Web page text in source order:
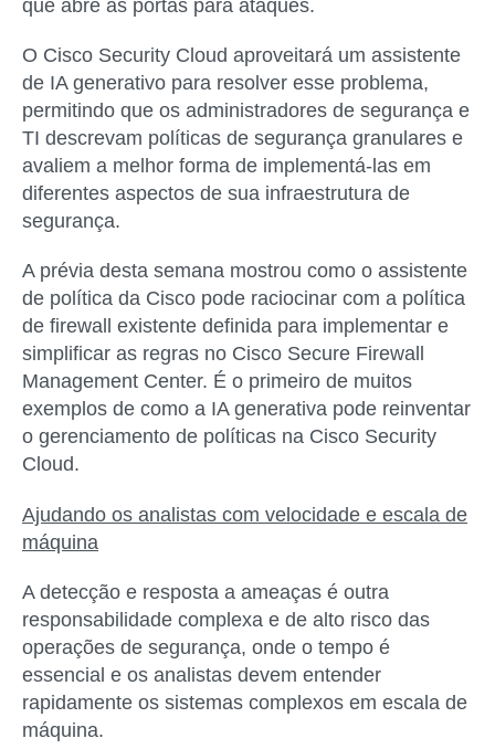
que abre as portas para ataques.
O Cisco Security Cloud aproveitará um assistente
de IA generativo para resolver esse problema,
permitindo que os administradores de segurança e
TI descrevam políticas de segurança granulares e
avaliem a melhor forma de implementá-las em
diferentes aspectos de sua infraestrutura de
segurança.
A prévia desta semana mostrou como o assistente
de política da Cisco pode raciocinar com a política
de firewall existente definida para implementar e
simplificar as regras no Cisco Secure Firewall
Management Center. É o primeiro de muitos
exemplos de como a IA generativa pode reinventar
o gerenciamento de políticas na Cisco Security
Cloud.
Ajudando os analistas com velocidade e escala de
máquina
A detecção e resposta a ameaças é outra
responsabilidade complexa e de alto risco das
operações de segurança, onde o tempo é
essencial e os analistas devem entender
rapidamente os sistemas complexos em escala de
máquina.